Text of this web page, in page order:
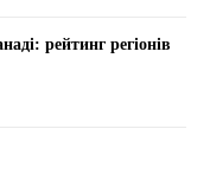
рейтинг регіонів